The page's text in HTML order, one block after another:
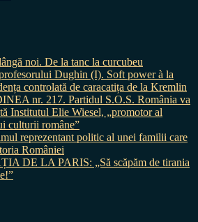
noi. De la tanc la curcubeu
Dughin (I). Soft power à la
controlată de caracatița de la Kremlin
nr. 217. Partidul S.O.S. România va
Institutul Elie Wiesel, „promotor al
culturii române”
reprezentant politic al unei familii care
României
DE LA PARIS: „Să scăpăm de tirania